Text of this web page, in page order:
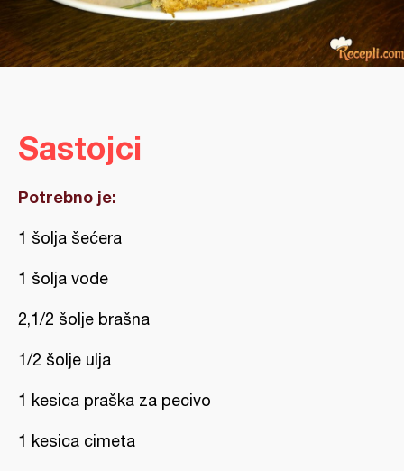
Sastojci
Potrebno je:
1 šolja šećera
1 šolja vode
2,1/2 šolje brašna
1/2 šolje ulja
1 kesica praška za pecivo
1 kesica cimeta